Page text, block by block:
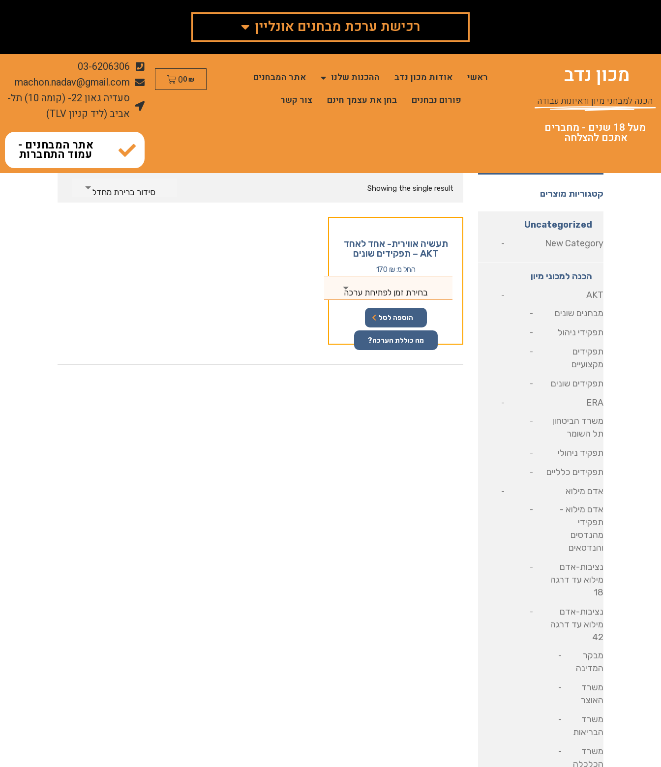
רכישת ערכת מבחנים אונליין
מכון נדב
הכנה למבחני מיון וראיונות עבודה
מעל 18 שנים - מחברים
אתכם להצלחה
ראשי אודות מכון נדב ההכנות שלנו
אתר המבחנים
פורום נבחנים
בחן את עצמך חינם צור קשר
0₪
0
03-6206306
machon.nadav@gmail.com
סעדיה גאון 22- (קומה 10) תל-
אביב (ליד קניון TLV)
אתר המבחנים -
עמוד התחברות
Showing the single result סידור ברירת מחדל
תעשיה אווירית- אחד לאחד
AKT – תפקידים שונים
החל מ: 170 ₪
בחירת זמן לפתיחת ערכה
הוספה לסל
מה כוללת הערכה?
קטגוריות מוצרים
Uncategorized
New Category
הכנה למכוני מיון
AKT
מבחנים שונים
תפקידי ניהול
תפקידים
מקצועיים
תפקידים שונים
ERA
משרד הביטחון
תל השומר
תפקיד ניהולי
תפקידים כלליים
אדם מילוא
אדם מילוא -
תפקידי
מהנדסים
והנדסאים
נציבות-אדם
מילוא עד דרגה
18
נציבות-אדם
מילוא עד דרגה
42
מבקר
המדינה
משרד
האוצר
משרד
הבריאות
משרד
הכלכלה